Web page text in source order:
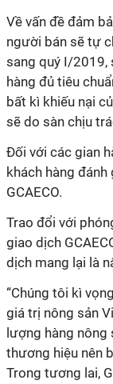
Về vấn đề đảm
người bán sẽ tự
sang quý I/2019,
hàng đủ tiêu
bất kì khiếu nại
sẽ do sàn chịu
Đối với các gian
khách hàng đánh
GCAECO.
Trao đổi với
giao dịch
dịch mang lại là
“Chúng tôi kì
giá trị nông sản
lượng hàng
thương hiệu nên
Trong tương lai,